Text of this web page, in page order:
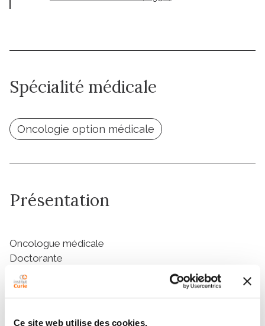
Ce site web utilise des cookies.
Spécialité médicale
Oncologie option médicale
Présentation
Oncologue médicale
Doctorante
Equipe Piaggio, Immunothérapie Translationnelle
U932